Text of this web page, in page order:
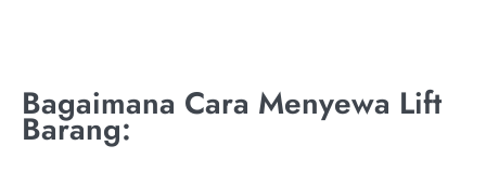
Bagaimana Cara Menyewa Lift
Barang: